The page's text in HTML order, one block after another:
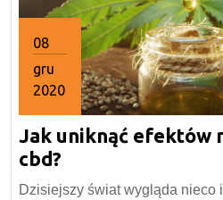
08
gru
2020
grudnia
2020
Jak uniknąć efektów
cbd?
uniknąć
Dzisiejszy świat wygląda nieco